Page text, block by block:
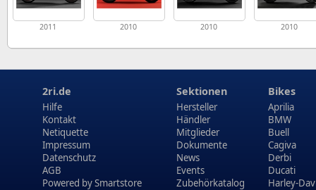
2011 2010 2010 2010
2ri.de
Hilfe
Kontakt
Netiquette
Impressum
Datenschutz
AGB
Powered bySmartstore
Sektionen
Hersteller
Händler
Mitglieder
Dokumente
News
Events
Zubehörkatalog
Bikes
Aprilia
BMW
Buell
Cagiva
Derbi
Ducati
Harley-